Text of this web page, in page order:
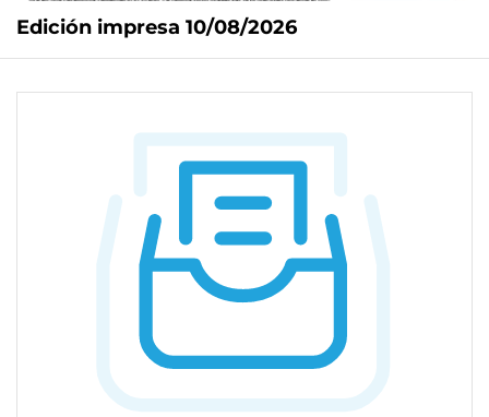
Edición impresa 10/08/2026